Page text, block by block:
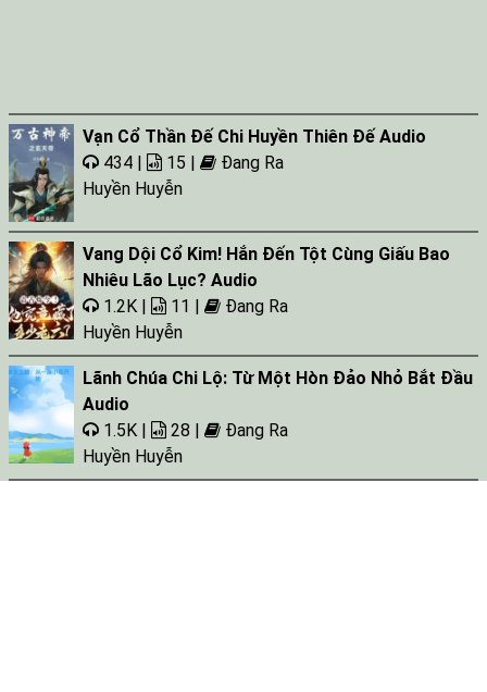
Vạn Cổ Thần Đế Chi Huyền Thiên Đế Audio
434 |
15 |
Đang Ra
Huyền Huyễn
Vang Dội Cổ Kim! Hắn Đến Tột Cùng Giấu Bao
Nhiêu Lão Lục? Audio
1.2K |
11 |
Đang Ra
Huyền Huyễn
Lãnh Chúa Chi Lộ: Từ Một Hòn Đảo Nhỏ Bắt Đầu
Audio
1.5K |
28 |
Đang Ra
Huyền Huyễn